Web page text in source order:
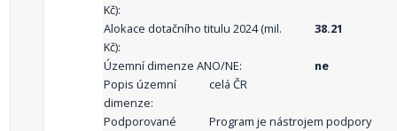
Kč):
Alokace dotačního titulu 2024 (mil.
Kč):
38.21
Územní dimenze ANO/NE:
ne
Popis územní
dimenze:
celá ČR
Podporované
Program je nástrojem podpory